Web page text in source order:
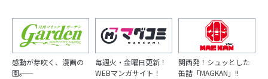
感動が芽吹く、漫画の
園――。
毎週火・金曜日更新！
WEBマンガサイト！
関西発！シュッとした
缶詰「MAGKAN」!!